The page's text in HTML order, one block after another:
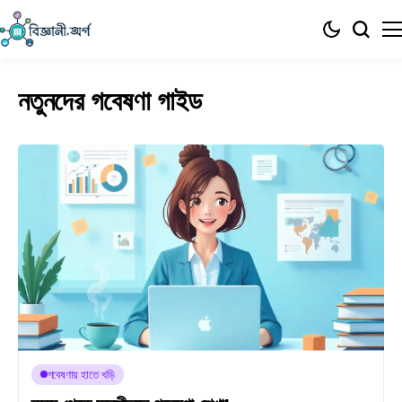
নতুনদের গবেষণা গাইড
গবেষণায় হাতে খড়ি